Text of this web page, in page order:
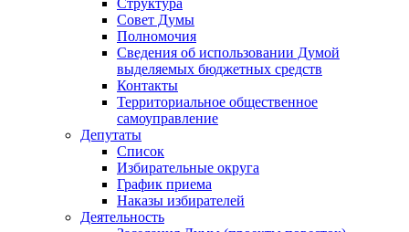
Структура
Совет Думы
Полномочия
Сведения об использовании Думой
выделяемых бюджетных средств
Контакты
Территориальное общественное
самоуправление
Депутаты
Список
Избирательные округа
График приема
Наказы избирателей
Деятельность